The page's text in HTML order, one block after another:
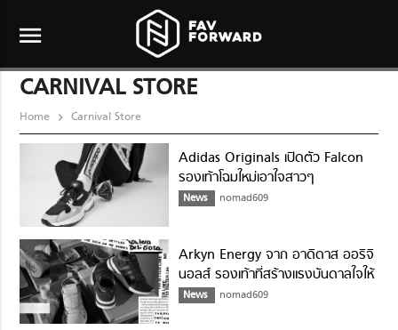
menu
CARNIVAL STORE
Home Carnival Store
Adidas Originals เปิดตัว Falcon
รองเท้าโฉมใหม่เอาใจสาวๆ
News nomad609
Arkyn Energy จาก อาดิดาส ออริจิ
นอลส์ รองเท้าที่สร้างแรงบันดาลใจให้
สาวๆปลดปล่อยความเป็นตัวเอง
News nomad609